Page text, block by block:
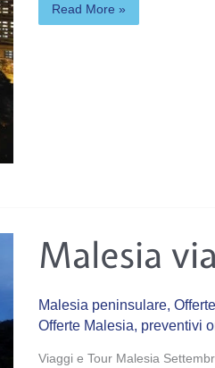
Read More »
Malesia
Malesia peninsulare, Offerte
Offerte Malesia, preventivi
Viaggi e Tour Malesia
Malesia
viaggi
Settembre